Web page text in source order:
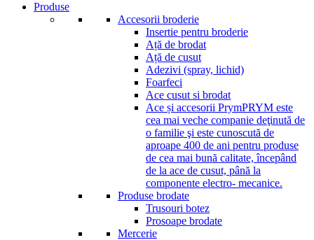
Produse
Accesorii broderie
Insertie pentru broderie
Ață de brodat
Ață de cusut
Adezivi (spray, lichid)
Foarfeci
Ace cusut si brodat
Ace și accesorii PrymPRYM este
cea mai veche companie deţinută de
o familie şi este cunoscută de
aproape 400 de ani pentru produse
de cea mai bună calitate, începând
de la ace de cusut, până la
componente electro- mecanice.
Produse brodate
Trusouri botez
Prosoape brodate
Mercerie